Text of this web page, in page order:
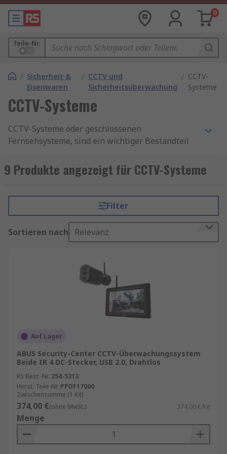
0
Teile-Nr.
/ Sicherheit &
Eisenwaren
/ CCTV und
Sicherheitsüberwachung
/ CCTV-
Systeme
CCTV-Systeme
CCTV-Systeme oder geschlossenen
Fernsehsysteme, sind ein wichtiger Bestandteil
kann nicht nur bei der Identifizierung und
Verfolgung von Straftätern helfen, sie dient auch
gleich, ob Sie Ihre Familie, Personal, Kunden oder
Ihr Eigentum schützen möchten, CCTV-Systeme
sind eine hocheffektive Sicherheitslösung.
Ein CCTV-System besteht aus Kameras, die in
einen zentralen Punkt einspeisen, dies kann ein
Monitor sein, so dass eine Echtzeitüberwachung
eines bestimmten Bereichs ermöglicht wird, oder
Betrachter ermöglicht, einen aufgezeichneten
Vorfall zu untersuchen, nachdem dieser
stattgefunden hat.
Motorisierte Kameras können in einem
bestimmten Sichtfeld schwenken, um einen
größeren Bereich abzudecken, und einige
ferngesteuerte Kameras können vom Benutzer
bewegt werden, um einen bestimmten Bereich
einzusehen.
9 Produkte angezeigt für CCTV-Systeme
Filter
Sortieren nach Relevanz
Auf Lager
ABUS Security-Center CCTV-Überwachungssystem
Beide IR 4 DC-Stecker, USB 2.0, Drahtlos
RS Best.-Nr. 254-5313
Herst. Teile-Nr. PPDF17000
Zwischensumme (1 Kit)
374,00 €(ohne MwSt.) 374,00 €/Kit
Menge